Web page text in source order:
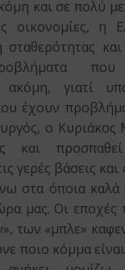
και σε πολύ
οικονομίες, η
σταθερότητας
ακόμη, γιατί
έχουν
ο Κυριάκος
και
γερές βάσεις και
στα όποια καλά
μας. Οι εποχές
των «μπλε»
ποιο κόμμα